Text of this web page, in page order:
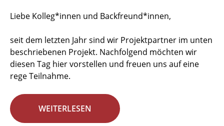
Liebe Kolleg*innen und Backfreund*innen,
seit dem letzten Jahr sind wir Projektpartner im unten
beschriebenen Projekt. Nachfolgend möchten wir
diesen Tag hier vorstellen und freuen uns auf eine
rege Teilnahme.
WEITERLESEN